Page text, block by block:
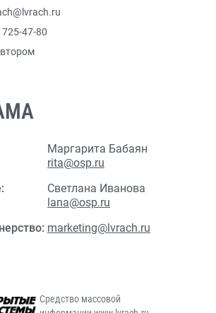
47-80
Маргарита Бабаян
rita@osp.ru
Светлана Иванова
lana@osp.ru
marketing@lvrach.ru
Средство массовой